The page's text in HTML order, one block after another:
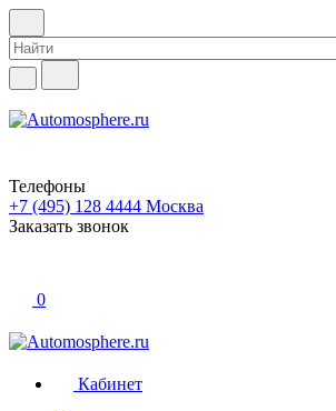
Телефоны
+7 (495) 128 4444 Москва
Заказать звонок
0
Кабинет